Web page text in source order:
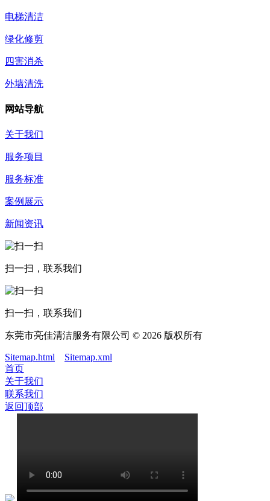
电梯清洁
绿化修剪
四害消杀
外墙清洗
网站导航
关于我们
服务项目
服务标准
案例展示
新闻资讯
扫一扫，联系我们
扫一扫，联系我们
东莞市亮佳清洁服务有限公司 © 2026 版权所有
Sitemap.html
Sitemap.xml
首页
关于我们
联系我们
返回顶部